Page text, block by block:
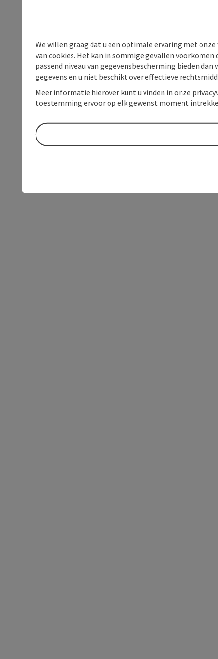
We willen graag dat u een optimale ervaring met
van cookies. Het kan in sommige gevallen voorkomen
passend niveau van gegevensbescherming bieden
gegevens en u niet beschikt over effectieve
Meer informatie hierover kunt u vinden in onze
toestemming ervoor op elk gewenst moment